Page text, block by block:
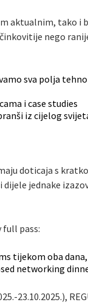
aktualnim, tako i
nego
sva polja
i case studies
iz cijelog
doticaja s
jednake
full pass:
tijekom oba
networking
23.10.2025.),